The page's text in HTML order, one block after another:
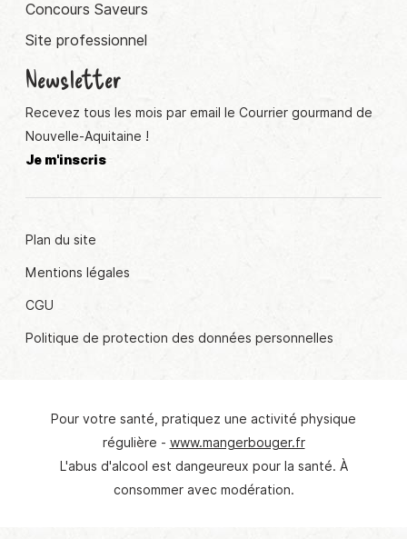
© Crédit photo : Mairie de Marmande
Concours Saveurs
Site professionnel
Newsletter
Recevez tous les mois par email le Courrier gourmand de
Nouvelle-Aquitaine !
Je m'inscris
Plan du site
Mentions légales
CGU
Politique de protection des données personnelles
Pour votre santé, pratiquez une activité physique
régulière - www.mangerbouger.fr
L'abus d'alcool est dangeureux pour la santé. À
consommer avec modération.